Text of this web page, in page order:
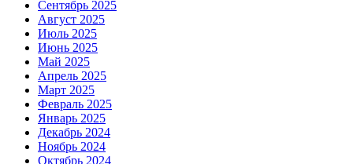
Сентябрь 2025
Август 2025
Июль 2025
Июнь 2025
Май 2025
Апрель 2025
Март 2025
Февраль 2025
Январь 2025
Декабрь 2024
Ноябрь 2024
Октябрь 2024